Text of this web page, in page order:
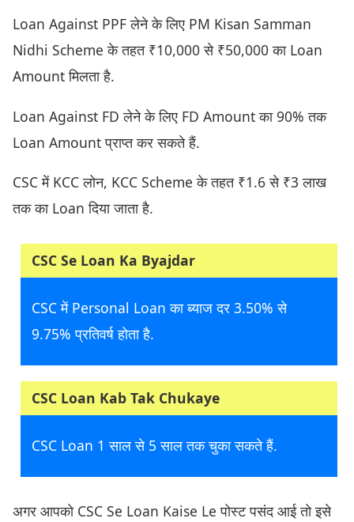
Loan Against PPF लेने के लिए PM Kisan Samman
Nidhi Scheme के तहत ₹10,000 से ₹50,000 का Loan
Amount मिलता है.
Loan Against FD लेने के लिए FD Amount का 90% तक
Loan Amount प्राप्त कर सकते हैं.
CSC में KCC लोन, KCC Scheme के तहत ₹1.6 से ₹3 लाख
तक का Loan दिया जाता है.
CSC Se Loan Ka Byajdar
CSC में Personal Loan का ब्याज दर 3.50% से
9.75% प्रतिवर्ष होता है.
CSC Loan Kab Tak Chukaye
CSC Loan 1 साल से 5 साल तक चुका सकते हैं.
अगर आपको CSC Se Loan Kaise Le पोस्ट पसंद आई तो इसे